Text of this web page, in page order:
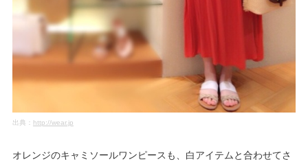
出典： http://wear.jp
オレンジのキャミソールワンピースも、白アイテムと合わせてさ